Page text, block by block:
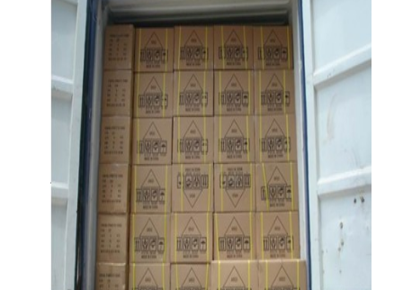
निम बैटरी पैक
निक बैटरी पैक
लिथियम आयन बैटरी पैक
रिचार्जेबल फ्लैशलाइट बैटरी
आपातकालीन प्रकाश बैटरी
ली Mno2 बैटरी
ली Socl2 बैटरी